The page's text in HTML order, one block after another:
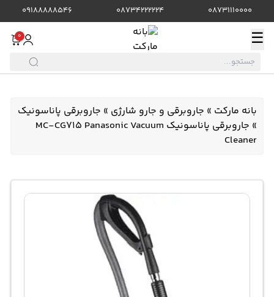
08731110000
08734222224
09188888546
☰
0
بانه مارکت » جاروبرقی و جارو شارژی » جاروبرقی پاناسونیک
»
جاروبرقی پاناسونیک MC-CG715 Panasonic Vacuum
Cleaner